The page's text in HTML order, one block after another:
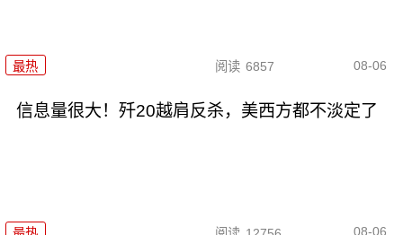
最热 阅读 6857 08-06
信息量很大！歼20越肩反杀，美西方都不淡定了
08-06